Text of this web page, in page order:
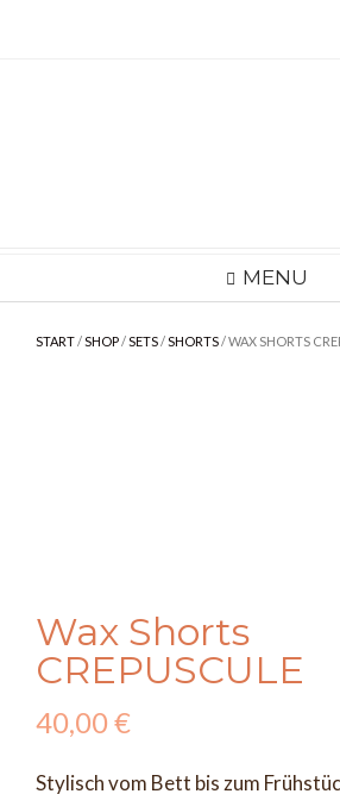
MENU
START/SHOP/SETS/SHORTS/ WAX SHORTS
Wax Shorts
CREPUSCULE
40,00€
Stylisch vom Bett bis zum